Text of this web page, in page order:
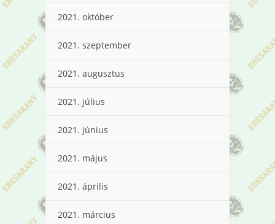
2021. október
2021. szeptember
2021. augusztus
2021. július
2021. június
2021. május
2021. április
2021. március